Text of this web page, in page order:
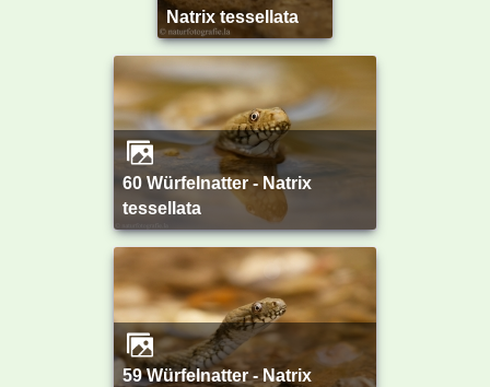
Natrix tessellata
60 Würfelnatter - Natrix
tessellata
59 Würfelnatter - Natrix